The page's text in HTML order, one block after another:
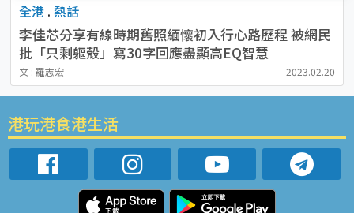
全港 . 熱話
李佳芯分享有線時期舊照緬懷初入行心路歷程 被網民
批「只剩軀殼」寫30字回應盡顯高EQ智慧
文 : 羅志宏 2023.02.20
港玩港食港生活